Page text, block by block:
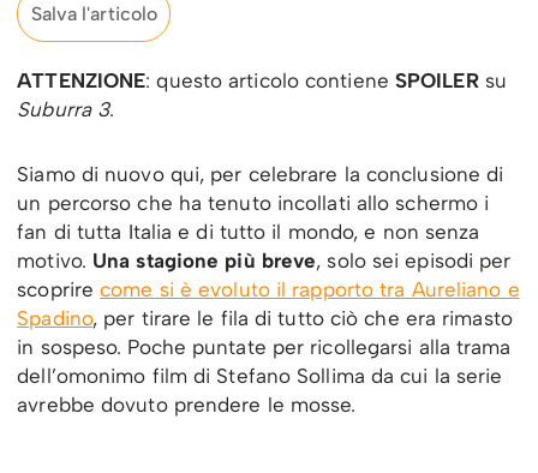
Salva l'articolo
ATTENZIONE: questo articolo contiene SPOILERsu
Suburra 3.
Siamo di nuovo qui, per celebrare la conclusione di
un percorso che ha tenuto incollati allo schermo i
fan di tutta Italia e di tutto il mondo, e non senza
motivo. Una stagione più breve, solo sei episodi per
scoprirecome si è evoluto il rapporto tra Aureliano e
Spadino, per tirare le fila di tutto ciò che era rimasto
in sospeso. Poche puntate per ricollegarsi alla trama
dell’omonimo film di Stefano Sollima da cui la serie
avrebbe dovuto prendere le mosse.